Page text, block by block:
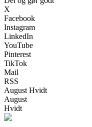
X
Facebook
Instagram
LinkedIn
YouTube
Pinterest
TikTok
Mail
RSS
August Hvidt
August
Hvidt